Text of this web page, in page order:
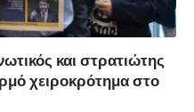
και στρατιώτης
χειροκρότημα στο